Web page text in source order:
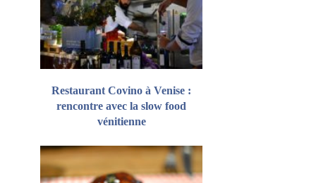
Restaurant Covino à Venise :
rencontre avec la slow food
vénitienne